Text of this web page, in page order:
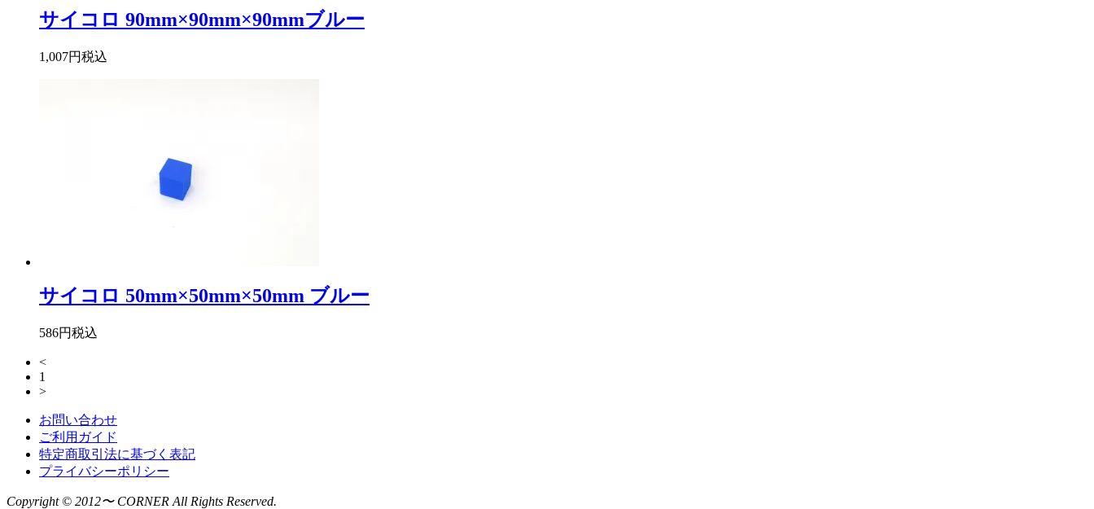
サイコロ 90mm×90mm×90mmブルー
1,007円税込
サイコロ 50mm×50mm×50mm ブルー
586円税込
<
1
>
お問い合わせ
ご利用ガイド
特定商取引法に基づく表記
プライバシーポリシー
Copyright © 2012〜 CORNER All Rights Reserved.